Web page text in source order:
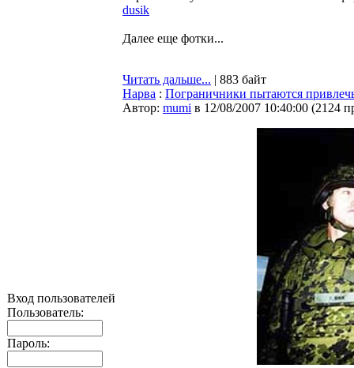
Вход пользователей
Пользователь:
Пароль:
dusik
Далее еще фотки...
Читать дальше... | 883 байт
Нарва : Пограничники пытаются
Автор: mumi в 12/08/2007 10:40:00 (2124